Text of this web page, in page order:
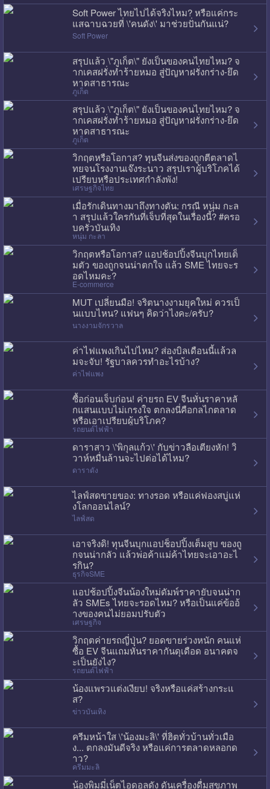
Soft Power ไทยไปได้จริงไหม? หรือแค่กระ
แสฉาบฉวยที่ \'คนดัง\' มาช่วยปั่นกันแน่?
Soft Power
สรุปแล้ว \"ภูเก็ต\" ยังเป็นของคนไทยไหม? จ
ากเคสฝรั่งทำร้ายหมอ สู่ปัญหาฝรั่งกร่าง-ยึด
หาดสาธารณะ
ภูเก็ต
สรุปแล้ว \"ภูเก็ต\" ยังเป็นของคนไทยไหม? จ
ากเคสฝรั่งทำร้ายหมอ สู่ปัญหาฝรั่งกร่าง-ยึด
หาดสาธารณะ
ภูเก็ต
วิกฤตหรือโอกาส? ทุนจีนส่งของถูกตีตลาดไ
ทยจนโรงงานเจ๊งระนาว สรุปเราผู้บริโภคได้
เปรียบหรือประเทศกำลังพัง!
เศรษฐกิจไทย
เมื่อรักเดินทางมาถึงทางตัน: กรณี หนุ่ม กะล
า สรุปแล้วใครกันที่เจ็บที่สุดในเรื่องนี้? #ครอ
บครัวบันเทิง
หนุ่ม กะลา
วิกฤตหรือโอกาส? แอปช้อปปิ้งจีนบุกไทยเต็
มตัว ของถูกจนน่าตกใจ แล้ว SME ไทยจะร
อดไหมคะ?
E-commerce
MUT เปลี่ยนมือ! จริตนางงามยุคใหม่ ควรเป็
นแบบไหน? แฟนๆ คิดว่าไงคะ/ครับ?
นางงามจักรวาล
ค่าไฟแพงเกินไปไหม? ส่องบิลเดือนนี้แล้วล
มจะจับ! รัฐบาลควรทำอะไรบ้าง?
ค่าไฟแพง
ซื้อก่อนเจ็บก่อน! ค่ายรถ EV จีนหั่นราคาหลั
กแสนแบบไม่เกรงใจ ตกลงนี่คือกลไกตลาด
หรือเอาเปรียบผู้บริโภค?
รถยนต์ไฟฟ้า
ดาราสาว \'พิกุลแก้ว\' กับข่าวลือเตียงหัก! วิ
วาห์หมื่นล้านจะไปต่อได้ไหม?
ดาราดัง
ไลฟ์สดขายของ: ทางรอด หรือแค่ฟองสบู่แห่
งโลกออนไลน์?
ไลฟ์สด
เอาจริงดิ! ทุนจีนบุกแอปช็อปปิ้งเต็มสูบ ของถู
กจนน่ากลัว แล้วพ่อค้าแม่ค้าไทยจะเอาอะไ
รกิน?
ธุรกิจSME
แอปช้อปปิ้งจีนน้องใหม่ดัมพ์ราคายับจนน่าก
ลัว SMEs ไทยจะรอดไหม? หรือเป็นแค่ข้ออ้
างของคนไม่ยอมปรับตัว
เศรษฐกิจ
วิกฤตค่ายรถญี่ปุ่น? ยอดขายร่วงหนัก คนแห่
ซื้อ EV จีนแถมหั่นราคากันดุเดือด อนาคตจ
ะเป็นยังไง?
รถยนต์ไฟฟ้า
น้องแพรวแต่งเงียบ! จริงหรือแค่สร้างกระแ
ส?
ข่าวบันเทิง
ครีมหน้าใส \'น้องมะลิ\' ที่ฮิตทั่วบ้านทั่วเมือ
ง... ตกลงมันดีจริง หรือแค่การตลาดหลอกด
าว?
ครีมมะลิ
น้องพิมมี่เน็ตไอดอลดัง ดันเครื่องดื่มสุขภาพ